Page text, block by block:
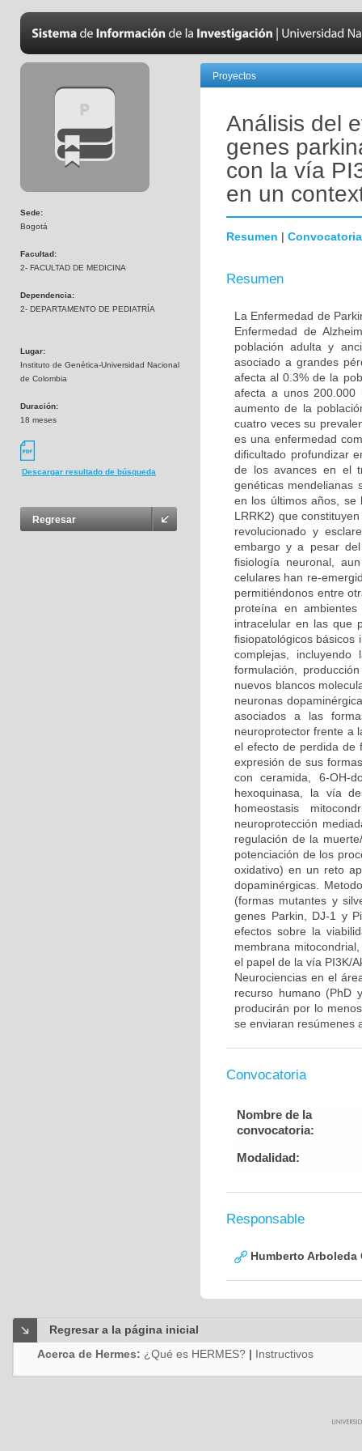
Sede:
Bogotá
Facultad:
2- FACULTAD DE MEDICINA
Dependencia:
2- DEPARTAMENTO DE PEDIATRÍA
Lugar:
Instituto de Genética-Universidad Nacional
de Colombia
Duración:
18 meses
Descargar resultado de búsqueda
Regresar
Proyectos
Análisis del
genes
con la vía
en un
Resumen | Convocatoria
Resumen
La Enfermedad de
Enfermedad de
población adulta y
asociado a grandes
afecta al 0.3% de la
afecta a unos 200.000
aumento de la
cuatro veces su
es una enfermedad
dificultado profundizar
de los avances en el
genéticas mendelianas
en los últimos años, se
LRRK2) que
revolucionado y
embargo y a pesar
fisiología neuronal,
celulares han re-
permitiéndonos entre
proteína en
intracelular en las que
fisiopatológicos básicos
complejas,
formulación,
nuevos blancos
neuronas
asociados a las
neuroprotector frente a
el efecto de perdida de
expresión de sus
con ceramida, 6-OH-
hexoquinasa, la vía
homeostasis
neuroprotección
regulación de la
potenciación de los
oxidativo) en un reto
dopaminérgicas.
(formas mutantes y
genes Parkin, DJ-1 y
efectos sobre la
membrana
el papel de la vía PI3K/
Neurociencias en el
recurso humano (PhD
producirán por lo
se enviaran resúmenes
Convocatoria
Nombre de la
convocatoria:
Modalidad:
Responsable
Humberto Arboleda
Regresar a la página inicial
Acerca de Hermes: ¿Qué es HERMES? | Instructivos